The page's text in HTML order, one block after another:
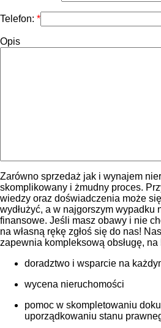
Telefon:
Opis
Zarówno sprzedaż jak i wynajem
skomplikowany i żmudny proces.
wiedzy oraz doświadczenia może
wydłużyć, a w najgorszym wypadku
finansowe. Jeśli masz obawy i nie
na własną rękę zgłoś się do nas!
zapewnia kompleksową obsługę, na
doradztwo i wsparcie na
wycena nieruchomości
pomoc w skompletowaniu
uporządkowaniu stanu